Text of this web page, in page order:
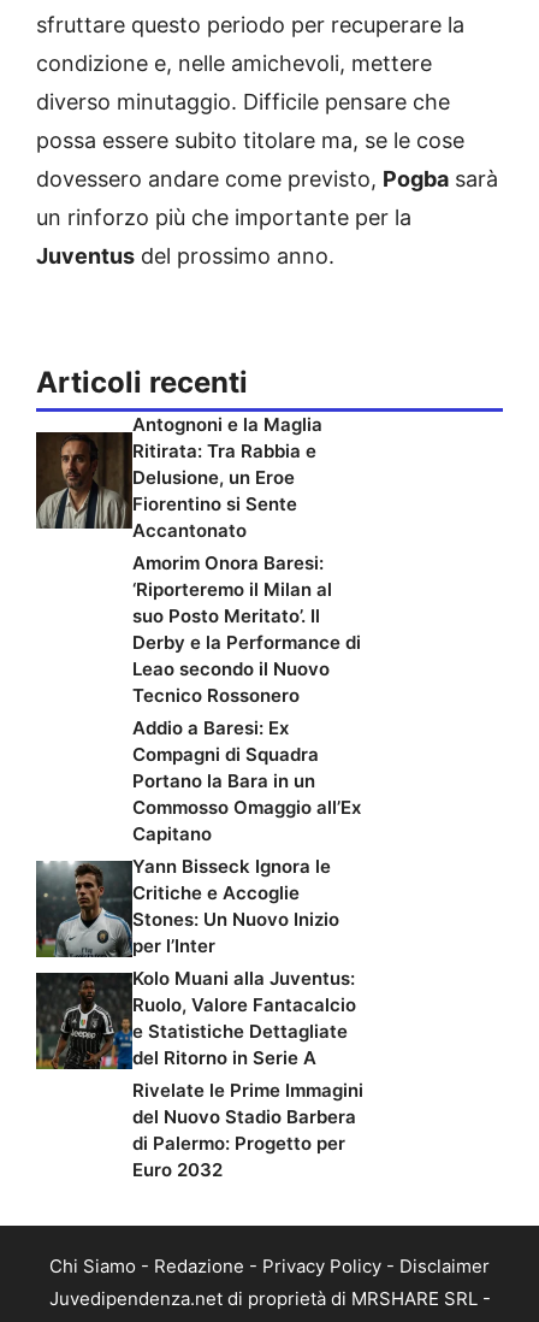
sfruttare questo periodo per recuperare la
condizione e, nelle amichevoli, mettere
diverso minutaggio. Difficile pensare che
possa essere subito titolare ma, se le cose
dovessero andare come previsto, Pogba sarà
un rinforzo più che importante per la
Juventus del prossimo anno.
Articoli recenti
Antognoni e la Maglia
Ritirata: Tra Rabbia e
Delusione, un Eroe
Fiorentino si Sente
Accantonato
Amorim Onora Baresi:
‘Riporteremo il Milan al
suo Posto Meritato’. Il
Derby e la Performance di
Leao secondo il Nuovo
Tecnico Rossonero
Addio a Baresi: Ex
Compagni di Squadra
Portano la Bara in un
Commosso Omaggio all’Ex
Capitano
Yann Bisseck Ignora le
Critiche e Accoglie
Stones: Un Nuovo Inizio
per l’Inter
Kolo Muani alla Juventus:
Ruolo, Valore Fantacalcio
e Statistiche Dettagliate
del Ritorno in Serie A
Rivelate le Prime Immagini
del Nuovo Stadio Barbera
di Palermo: Progetto per
Euro 2032
Chi Siamo - Redazione - Privacy Policy - Disclaimer
Juvedipendenza.net di proprietà di MRSHARE SRL -